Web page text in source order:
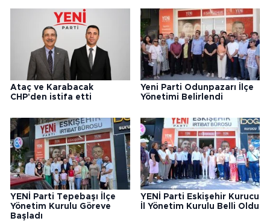
Ataç ve Karabacak
CHP'den istifa etti
Yeni Parti Odunpazarı İlçe
Yönetimi Belirlendi
YENİ Parti Tepebaşı İlçe
Yönetim Kurulu Göreve
Başladı
YENİ Parti Eskişehir Kurucu
İl Yönetim Kurulu Belli Oldu